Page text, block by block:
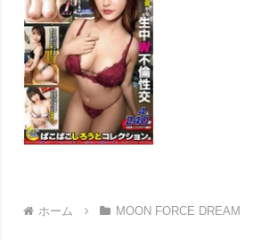
ホーム MOON FORCE DREAM